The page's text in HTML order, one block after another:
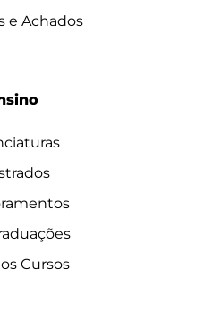
e Achados
Cursos